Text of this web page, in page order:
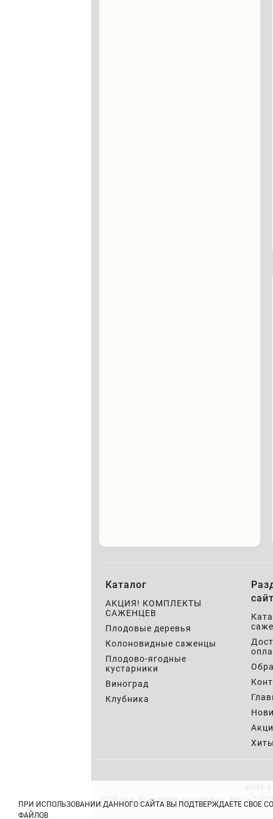
Каталог
АКЦИЯ! КОМПЛЕКТЫ
САЖЕНЦЕВ
Плодовые деревья
Колоновидные саженцы
Плодово-ягодные
кустарники
Виноград
Клубника
2026 год. Все права защищены. Тел: +7
ПРИ ИСПОЛЬЗОВАНИИ ДАННОГО САЙТА ВЫ ПОДТВЕРЖДАЕТЕ СВОЕ
ФАЙЛОВ